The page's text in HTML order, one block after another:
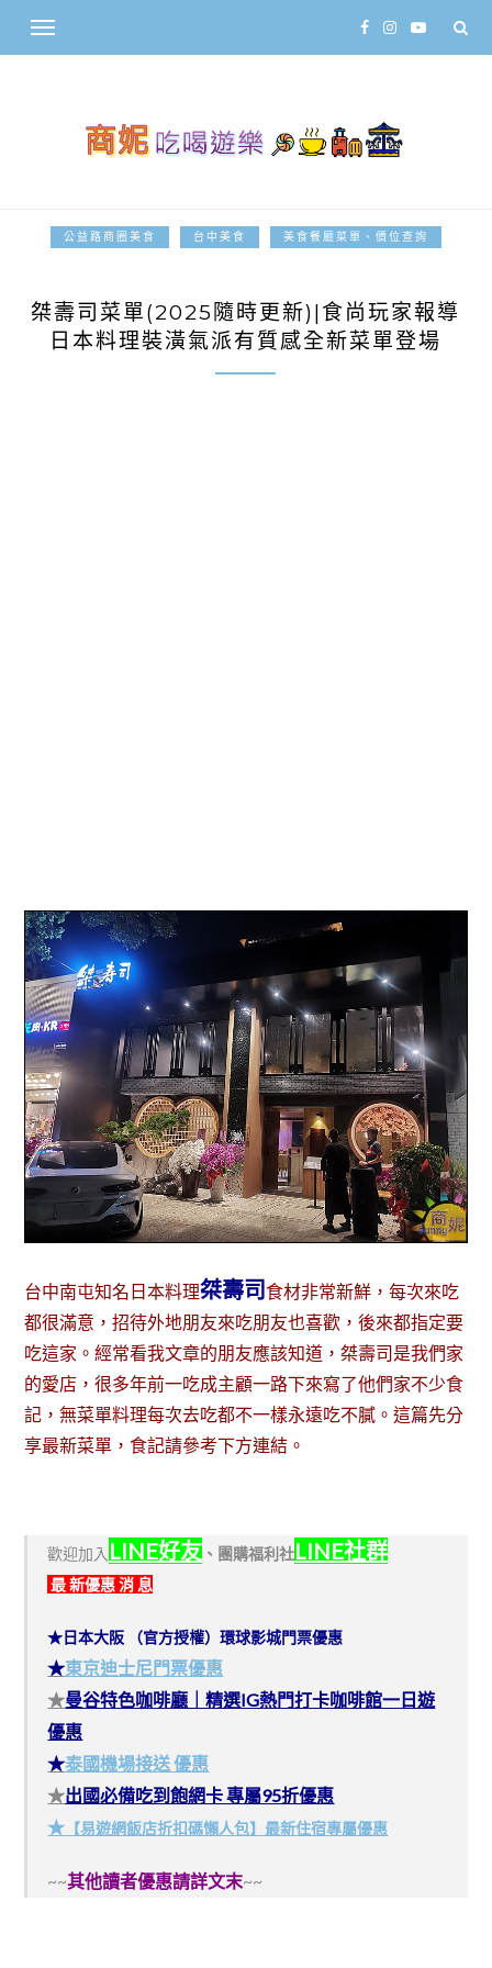
公益路商圈美食 台中美食 美食餐廳菜單、價位查詢
桀壽司菜單(2025隨時更新)|食尚玩家報導
日本料理裝潢氣派有質感全新菜單登場
台中南屯知名日本料理桀壽司 食材非常新鮮，每次來吃
都很滿意，招待外地朋友來吃朋友也喜歡，後來都指定要
吃這家。經常看我文章的朋友應該知道，桀壽司是我們家
的愛店，很多年前一吃成主顧一路下來寫了他們家不少食
記，無菜單料理每次去吃都不一樣永遠吃不膩。這篇先分
享最新菜單，食記請參考下方連結。
歡迎加入 LINE好友 、 團購福利社LINE社群
最 新優惠 消 息
★日本大阪 （官方授權）環球影城門票優惠
★東京迪士尼門票優惠
★曼谷特色咖啡廳｜精選IG熱門打卡咖啡館一日遊
優惠
★泰國機場接送 優惠
★出國必備吃到飽網卡 專屬95折優惠
★ 【易遊網飯店折扣碼懶人包】最新住宿專屬優惠
~~其他讀者優惠請詳文末~~